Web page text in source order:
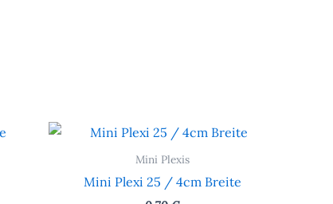
Mini Plexis
Mini Plexi 25 / 4cm Breite